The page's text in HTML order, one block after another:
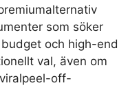
som söker
och high-end
val, även om
off-